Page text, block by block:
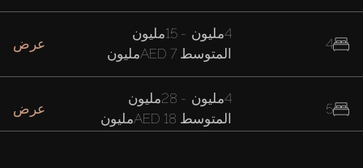
4
5
4مليون -
المتوسط
عرض
4مليون -
المتوسط
عرض